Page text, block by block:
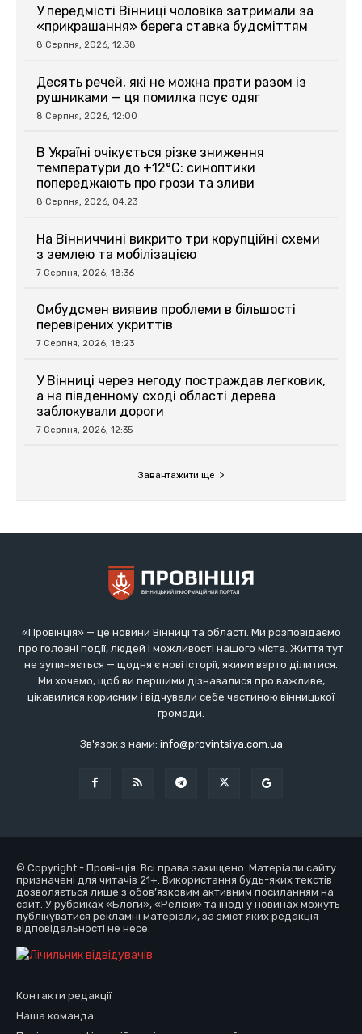
«Провінція» — це новини Вінниці та області. Ми розповідаємо
про головні події, людей і можливості нашого міста. Життя тут
не зупиняється — щодня є нові історії, якими варто ділитися.
Ми хочемо, щоб ви першими дізнавалися про важливе,
цікавилися корисним і відчували себе частиною вінницької
громади.
Зв'язок з нами: info@provintsiya.com.ua
© Copyright - Провінція. Всі права захищено. Матеріали сайту
призначені для читачів 21+. Використання будь-яких текстів
дозволяється лише з обов’язковим активним посиланням на
сайт. У рубриках «Блоги», «Релізи» та іноді у новинах можуть
публікуватися рекламні матеріали, за зміст яких редакція
відповідальності не несе.
Контакти редакції
Наша команда